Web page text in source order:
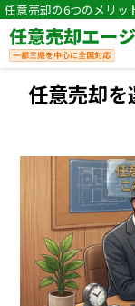
任意売却の6つのメリッ
却専門｜競売・住宅ロ
任意売却を